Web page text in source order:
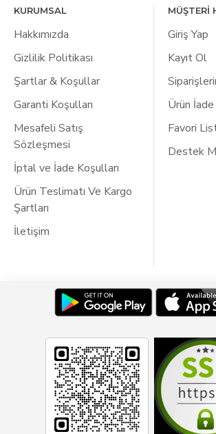
KURUMSAL
Hakkımızda
Gizlilik Politikası
Şartlar & Koşullar
Garanti Koşulları
Mesafeli Satış
Sözleşmesi
İptal ve İade Koşulları
Ürün Teslimatı Ve Kargo
Şartları
İletişim
MÜŞTERİ
Giriş Yap
Kayıt Ol
Ürün
Favori
Destek